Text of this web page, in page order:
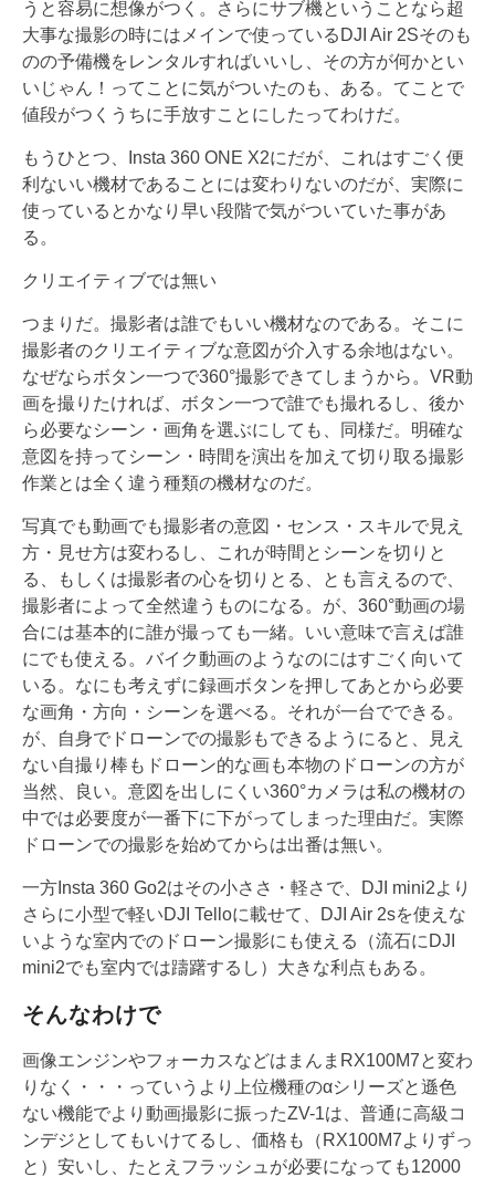
うと容易に想像がつく。さらにサブ機ということなら超
大事な撮影の時にはメインで使っているDJI Air 2Sそのも
のの予備機をレンタルすればいいし、その方が何かとい
いじゃん！ってことに気がついたのも、ある。てことで
値段がつくうちに手放すことにしたってわけだ。
もうひとつ、Insta 360 ONE X2にだが、これはすごく便
利ないい機材であることには変わりないのだが、実際に
使っているとかなり早い段階で気がついていた事があ
る。
クリエイティブでは無い
つまりだ。撮影者は誰でもいい機材なのである。そこに
撮影者のクリエイティブな意図が介入する余地はない。
なぜならボタン一つで360°撮影できてしまうから。VR動
画を撮りたければ、ボタン一つで誰でも撮れるし、後か
ら必要なシーン・画角を選ぶにしても、同様だ。明確な
意図を持ってシーン・時間を演出を加えて切り取る撮影
作業とは全く違う種類の機材なのだ。
写真でも動画でも撮影者の意図・センス・スキルで見え
方・見せ方は変わるし、これが時間とシーンを切りと
る、もしくは撮影者の心を切りとる、とも言えるので、
撮影者によって全然違うものになる。が、360°動画の場
合には基本的に誰が撮っても一緒。いい意味で言えば誰
にでも使える。バイク動画のようなのにはすごく向いて
いる。なにも考えずに録画ボタンを押してあとから必要
な画角・方向・シーンを選べる。それが一台でできる。
が、自身でドローンでの撮影もできるようにると、見え
ない自撮り棒もドローン的な画も本物のドローンの方が
当然、良い。意図を出しにくい360°カメラは私の機材の
中では必要度が一番下に下がってしまった理由だ。実際
ドローンでの撮影を始めてからは出番は無い。
一方Insta 360 Go2はその小ささ・軽さで、DJI mini2より
さらに小型で軽いDJI Telloに載せて、DJI Air 2sを使えな
いような室内でのドローン撮影にも使える（流石にDJI
mini2でも室内では躊躇するし）大きな利点もある。
そんなわけで
画像エンジンやフォーカスなどはまんまRX100M7と変わ
りなく・・・っていうより上位機種のαシリーズと遜色
ない機能でより動画撮影に振ったZV-1は、普通に高級コ
ンデジとしてもいけてるし、価格も（RX100M7よりずっ
と）安いし、たとえフラッシュが必要になっても12000